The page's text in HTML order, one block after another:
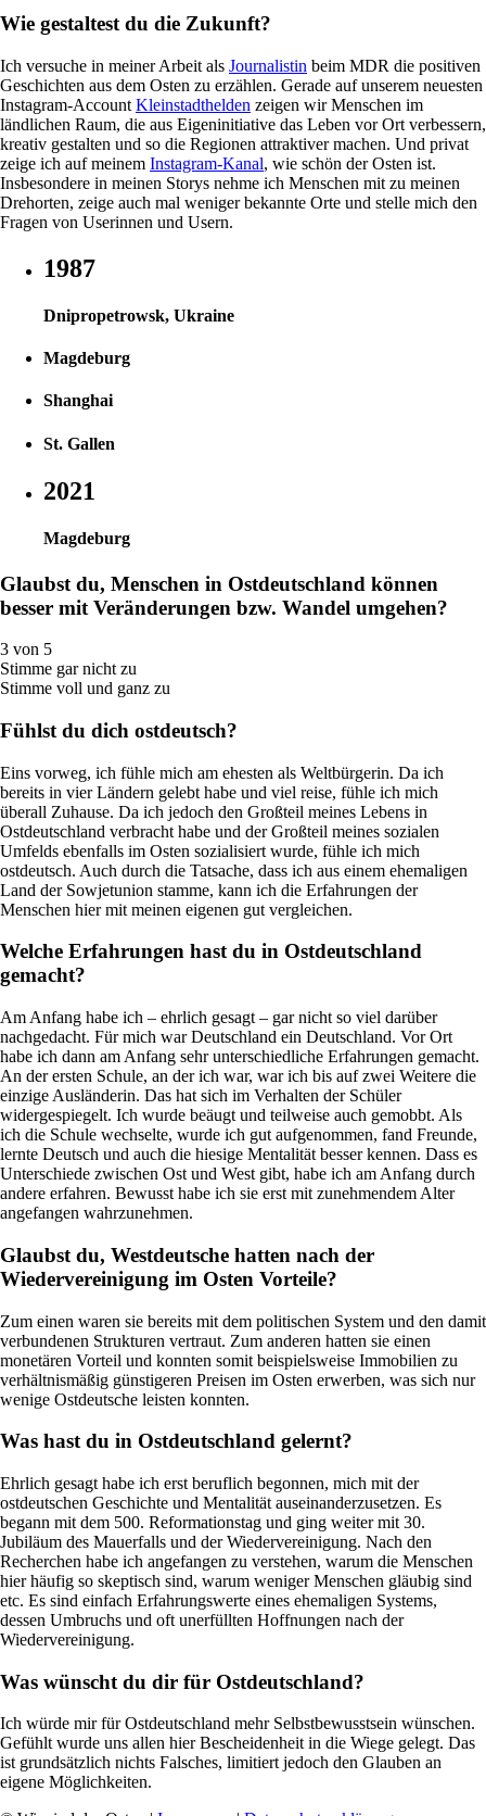
Wie gestaltest du die Zukunft?
Ich versuche in meiner Arbeit als Journalistin beim MDR die positiven
Geschichten aus dem Osten zu erzählen. Gerade auf unserem neuesten
Instagram-Account Kleinstadthelden zeigen wir Menschen im
ländlichen Raum, die aus Eigeninitiative das Leben vor Ort verbessern,
kreativ gestalten und so die Regionen attraktiver machen. Und privat
zeige ich auf meinem Instagram-Kanal, wie schön der Osten ist.
Insbesondere in meinen Storys nehme ich Menschen mit zu meinen
Drehorten, zeige auch mal weniger bekannte Orte und stelle mich den
Fragen von Userinnen und Usern.
1987
Dnipropetrowsk, Ukraine
Magdeburg
Shanghai
St. Gallen
2021
Magdeburg
Glaubst du, Menschen in Ostdeutschland können
besser mit Veränderungen bzw. Wandel umgehen?
3 von 5
Stimme gar nicht zu
Stimme voll und ganz zu
Fühlst du dich ostdeutsch?
Eins vorweg, ich fühle mich am ehesten als Weltbürgerin. Da ich
bereits in vier Ländern gelebt habe und viel reise, fühle ich mich
überall Zuhause. Da ich jedoch den Großteil meines Lebens in
Ostdeutschland verbracht habe und der Großteil meines sozialen
Umfelds ebenfalls im Osten sozialisiert wurde, fühle ich mich
ostdeutsch. Auch durch die Tatsache, dass ich aus einem ehemaligen
Land der Sowjetunion stamme, kann ich die Erfahrungen der
Menschen hier mit meinen eigenen gut vergleichen.
Welche Erfahrungen hast du in Ostdeutschland
gemacht?
Am Anfang habe ich – ehrlich gesagt – gar nicht so viel darüber
nachgedacht. Für mich war Deutschland ein Deutschland. Vor Ort
habe ich dann am Anfang sehr unterschiedliche Erfahrungen gemacht.
An der ersten Schule, an der ich war, war ich bis auf zwei Weitere die
einzige Ausländerin. Das hat sich im Verhalten der Schüler
widergespiegelt. Ich wurde beäugt und teilweise auch gemobbt. Als
ich die Schule wechselte, wurde ich gut aufgenommen, fand Freunde,
lernte Deutsch und auch die hiesige Mentalität besser kennen. Dass es
Unterschiede zwischen Ost und West gibt, habe ich am Anfang durch
andere erfahren. Bewusst habe ich sie erst mit zunehmendem Alter
angefangen wahrzunehmen.
Glaubst du, Westdeutsche hatten nach der
Wiedervereinigung im Osten Vorteile?
Zum einen waren sie bereits mit dem politischen System und den damit
verbundenen Strukturen vertraut. Zum anderen hatten sie einen
monetären Vorteil und konnten somit beispielsweise Immobilien zu
verhältnismäßig günstigeren Preisen im Osten erwerben, was sich nur
wenige Ostdeutsche leisten konnten.
Was hast du in Ostdeutschland gelernt?
Ehrlich gesagt habe ich erst beruflich begonnen, mich mit der
ostdeutschen Geschichte und Mentalität auseinanderzusetzen. Es
begann mit dem 500. Reformationstag und ging weiter mit 30.
Jubiläum des Mauerfalls und der Wiedervereinigung. Nach den
Recherchen habe ich angefangen zu verstehen, warum die Menschen
hier häufig so skeptisch sind, warum weniger Menschen gläubig sind
etc. Es sind einfach Erfahrungswerte eines ehemaligen Systems,
dessen Umbruchs und oft unerfüllten Hoffnungen nach der
Wiedervereinigung.
Was wünscht du dir für Ostdeutschland?
Ich würde mir für Ostdeutschland mehr Selbstbewusstsein wünschen.
Gefühlt wurde uns allen hier Bescheidenheit in die Wiege gelegt. Das
ist grundsätzlich nichts Falsches, limitiert jedoch den Glauben an
eigene Möglichkeiten.